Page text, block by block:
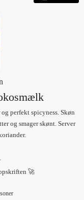
perfekt spicyness. Skøn
og smager skønt. Server
🚀